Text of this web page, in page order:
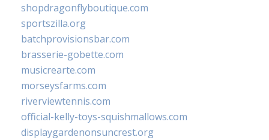
shopdragonflyboutique.com
sportszilla.org
batchprovisionsbar.com
brasserie-gobette.com
musicrearte.com
morseysfarms.com
riverviewtennis.com
official-kelly-toys-squishmallows.com
displaygardenonsuncrest.org